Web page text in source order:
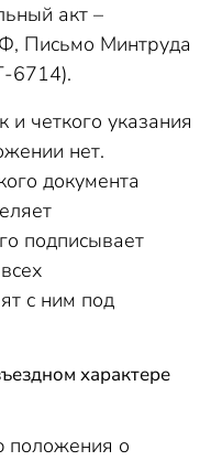
акт –
Письмо Минтруда
6714).
и четкого указания
нет.
документа
подписывает
с ним под
характере
положения о